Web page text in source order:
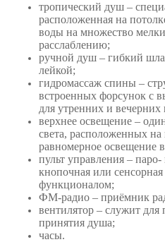
тропический душ –
расположенная на
воды на множество
расслаблению;
ручной душ – гибкий
лейкой;
гидромассаж спины –
встроенных форсунок с
для утренних и вечерних
верхнее освещение –
света, расположенных на
равномерное освещение
пульт управления –
кнопочная или
функционалом;
ФМ-радио – приёмник
вентилятор – служит
принятия душа;
часы.